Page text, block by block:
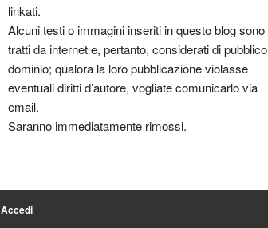
linkati.
Alcuni testi o immagini inseriti in questo blog sono
tratti da internet e, pertanto, considerati di pubblico
dominio; qualora la loro pubblicazione violasse
eventuali diritti d’autore, vogliate comunicarlo via
email.
Saranno immediatamente rimossi.
Accedi